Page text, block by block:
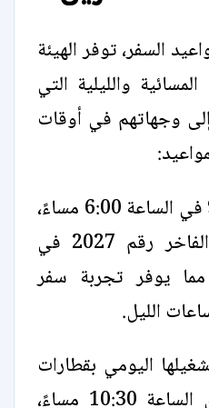
السفر، توفر الهيئة
والليلية التي
وجهاتهم في أوقات
ينطلق القطار رقم 921 في الساعة 6:00 مساءً،
متبوعًا بقطار تالجو الفاخر رقم 2027 في
مساءً، مما يوفر تجربة سفر
الليل.
اليومي بقطارات